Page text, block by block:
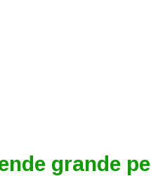
grande